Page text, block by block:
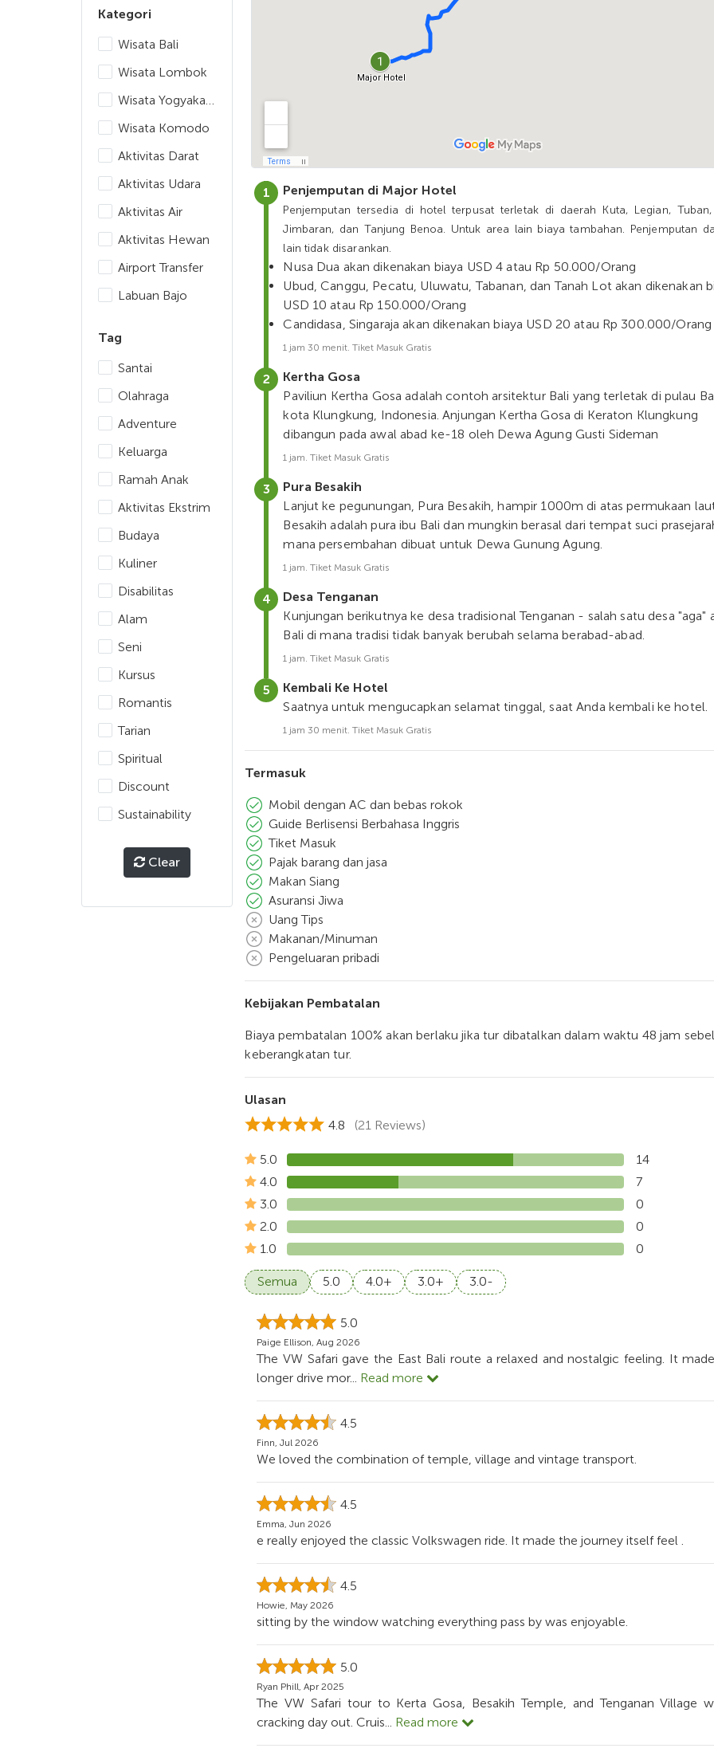
Kategori
Wisata Bali
Wisata Lombok
Wisata Yogyakarta
Wisata Komodo
Aktivitas Darat
Aktivitas Udara
Aktivitas Air
Aktivitas Hewan
Airport Transfer
Labuan Bajo
Tag
Santai
Olahraga
Adventure
Keluarga
Ramah Anak
Aktivitas Ekstrim
Budaya
Kuliner
Disabilitas
Alam
Seni
Kursus
Romantis
Tarian
Spiritual
Discount
Sustainability
Clear
Penjemputan di Major Hotel
Penjemputan tersedia di hotel terpusat terletak di daerah Kuta, Legian, Tuban,
Jimbaran, dan Tanjung Benoa. Untuk area lain biaya tambahan. Penjemputan
lain tidak disarankan.
Nusa Dua akan dikenakan biaya USD 4 atau Rp 50.000/Orang
Ubud, Canggu, Pecatu, Uluwatu, Tabanan, dan Tanah Lot akan dikenakan
USD 10 atau Rp 150.000/Orang
Candidasa, Singaraja akan dikenakan biaya USD 20 atau Rp 300.000/Orang
1 jam 30 menit. Tiket Masuk Gratis
Kertha Gosa
Paviliun Kertha Gosa adalah contoh arsitektur Bali yang terletak di pulau
kota Klungkung, Indonesia. Anjungan Kertha Gosa di Keraton Klungkung
dibangun pada awal abad ke-18 oleh Dewa Agung Gusti Sideman
1 jam. Tiket Masuk Gratis
Pura Besakih
Lanjut ke pegunungan, Pura Besakih, hampir 1000m di atas permukaan
Besakih adalah pura ibu Bali dan mungkin berasal dari tempat suci
mana persembahan dibuat untuk Dewa Gunung Agung.
1 jam. Tiket Masuk Gratis
Desa Tenganan
Kunjungan berikutnya ke desa tradisional Tenganan - salah satu desa "aga"
Bali di mana tradisi tidak banyak berubah selama berabad-abad.
1 jam. Tiket Masuk Gratis
Kembali Ke Hotel
Saatnya untuk mengucapkan selamat tinggal, saat Anda kembali ke hotel.
1 jam 30 menit. Tiket Masuk Gratis
Termasuk
Mobil dengan AC dan bebas rokok
Guide Berlisensi Berbahasa Inggris
Tiket Masuk
Pajak barang dan jasa
Makan Siang
Asuransi Jiwa
Uang Tips
Makanan/Minuman
Pengeluaran pribadi
Kebijakan Pembatalan
Biaya pembatalan 100% akan berlaku jika tur dibatalkan dalam waktu 48 jam
keberangkatan tur.
Ulasan
4.8
(21 Reviews)
5.0
14
4.0
7
3.0
0
2.0
0
1.0
0
Semua 5.0 4.0+ 3.0+ 3.0-
5.0
Paige Ellison, Aug 2026
The VW Safari gave the East Bali route a relaxed and nostalgic feeling. It
longer drive mor... Read more
4.5
Finn, Jul 2026
We loved the combination of temple, village and vintage transport.
4.5
Emma, Jun 2026
e really enjoyed the classic Volkswagen ride. It made the journey itself feel .
4.5
Howie, May 2026
sitting by the window watching everything pass by was enjoyable.
5.0
Ryan Phill, Apr 2025
The VW Safari tour to Kerta Gosa, Besakih Temple, and Tenganan Village
cracking day out. Cruis... Read more